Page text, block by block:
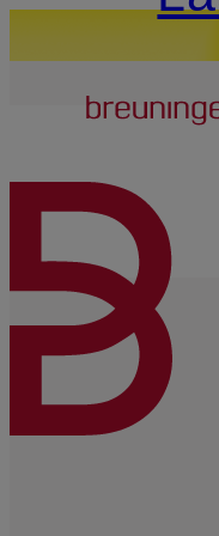
ZUM